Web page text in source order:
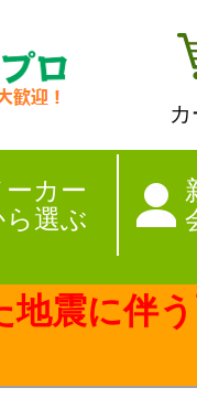
ーカー
ら選ぶ
休暇のお
地震に伴